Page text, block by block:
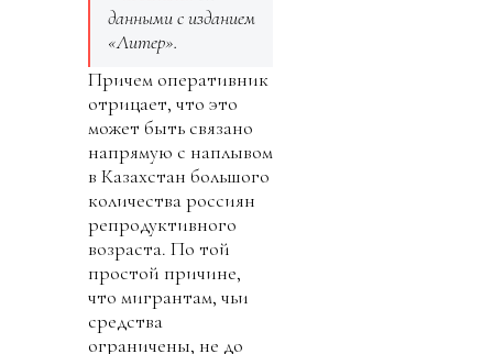
данными с изданием
«Литер».
Причем оперативник
отрицает, что это
может быть связано
напрямую с наплывом
в Казахстан большого
количества россиян
репродуктивного
возраста. По той
простой причине,
что мигрантам, чьи
средства
ограничены, не до